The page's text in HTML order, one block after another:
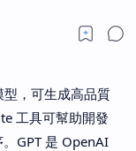
，可生成高品質
工具可幫助開發
GPT 是 OpenAI